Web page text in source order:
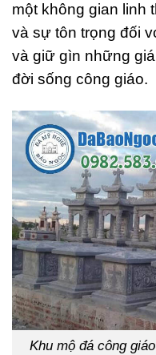
một không gian linh
và sự tôn trọng đối
và giữ gìn những
đời sống công giáo.
Khu mộ đá công